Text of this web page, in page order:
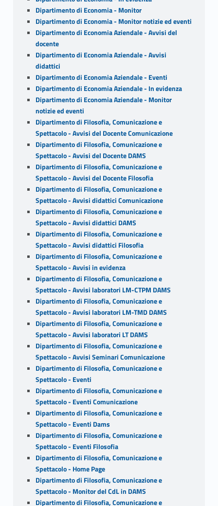
Dipartimento di Economia - Monitor
Dipartimento di Economia - Monitor notizie ed eventi
Dipartimento di Economia Aziendale - Avvisi del
docente
Dipartimento di Economia Aziendale - Avvisi
didattici
Dipartimento di Economia Aziendale - Eventi
Dipartimento di Economia Aziendale - In evidenza
Dipartimento di Economia Aziendale - Monitor
notizie ed eventi
Dipartimento di Filosofia, Comunicazione e
Spettacolo - Avvisi del Docente Comunicazione
Dipartimento di Filosofia, Comunicazione e
Spettacolo - Avvisi del Docente DAMS
Dipartimento di Filosofia, Comunicazione e
Spettacolo - Avvisi del Docente Filosofia
Dipartimento di Filosofia, Comunicazione e
Spettacolo - Avvisi didattici Comunicazione
Dipartimento di Filosofia, Comunicazione e
Spettacolo - Avvisi didattici DAMS
Dipartimento di Filosofia, Comunicazione e
Spettacolo - Avvisi didattici Filosofia
Dipartimento di Filosofia, Comunicazione e
Spettacolo - Avvisi in evidenza
Dipartimento di Filosofia, Comunicazione e
Spettacolo - Avvisi laboratori LM-CTPM DAMS
Dipartimento di Filosofia, Comunicazione e
Spettacolo - Avvisi laboratori LM-TMD DAMS
Dipartimento di Filosofia, Comunicazione e
Spettacolo - Avvisi laboratori LT DAMS
Dipartimento di Filosofia, Comunicazione e
Spettacolo - Avvisi Seminari Comunicazione
Dipartimento di Filosofia, Comunicazione e
Spettacolo - Eventi
Dipartimento di Filosofia, Comunicazione e
Spettacolo - Eventi Comunicazione
Dipartimento di Filosofia, Comunicazione e
Spettacolo - Eventi Dams
Dipartimento di Filosofia, Comunicazione e
Spettacolo - Eventi Filosofia
Dipartimento di Filosofia, Comunicazione e
Spettacolo - Home Page
Dipartimento di Filosofia, Comunicazione e
Spettacolo - Monitor del CdL in DAMS
Dipartimento di Filosofia, Comunicazione e